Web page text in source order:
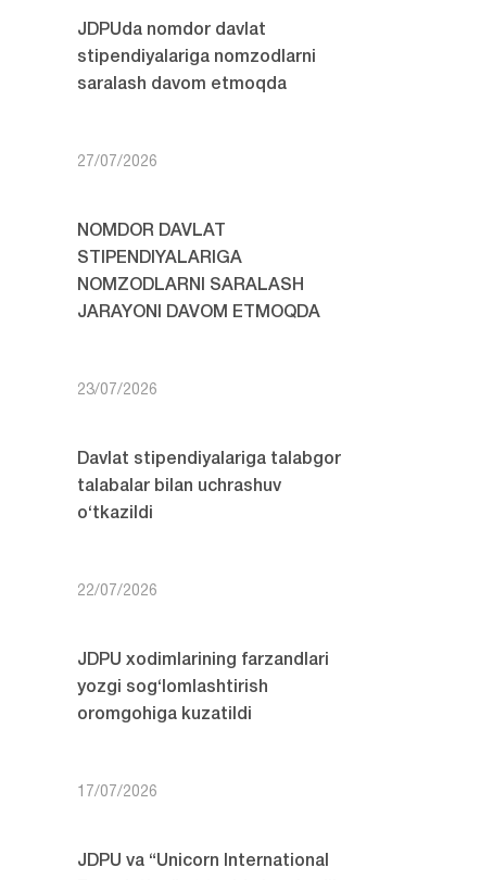
JDPUda nomdor davlat
stipendiyalariga nomzodlarni
saralash davom etmoqda
27/07/2026
NOMDOR DAVLAT
STIPENDIYALARIGA
NOMZODLARNI SARALASH
JARAYONI DAVOM ETMOQDA
23/07/2026
Davlat stipendiyalariga talabgor
talabalar bilan uchrashuv
o‘tkazildi
22/07/2026
JDPU xodimlarining farzandlari
yozgi sog‘lomlashtirish
oromgohiga kuzatildi
17/07/2026
JDPU va “Unicorn International